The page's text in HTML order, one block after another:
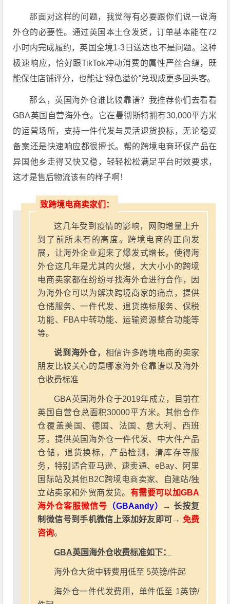
那面对这样的问题，我觉得有必要跟你们说一说海
外仓的必要性。通过英国本土仓发货 ，订单基本能在72
小时内完成履约，英国全境1-3日 送达也不是问题。这种
极速响应，恰好跟TikTok冲动消费的属性严丝合缝，既
能保住店铺评分，也能让“绿色溢价”兑现成更多回头客。
那么，英国海外仓谁比较靠谱？我推荐你们去看看
GBA英国自营海外仓。它在曼彻斯特拥有30,000平方米
的运营场所，支持一件代发与灵活退货换标，无论稳妥
备案还是快速响应都很擅长。帮的跨境电商环保产品在
异国他乡走得又快又稳，轻轻松松满足平台时效要求，
这才是售后物流该有的样子啊！
致跨境电商卖家们：
这几年受到疫情的影响，网购增量上升
到了前所未有的高度。跨境电商的正向发
展，让海外企业迎来了爆发式增长。使得海
外仓这几年是尤其的火爆，大大小小的跨境
电商卖家都在纷纷寻找海外仓进行合作，因
为海外仓可以为解决跨境商家的痛点，提供
仓储服务、一件代发、退货换标服务、保税
功能、FBA中转功能、运输资源整合功能等
等。
说到海外仓， 相信许多跨境电商的卖家
朋友比较关心的是哪家海外仓靠谱以及海外
仓收费标准
GBA英国海外仓于2019年成立，目前在
英国自营仓总面积30000平方米。其他合作
仓覆盖美国、德国、法国、意大利、西班
牙。提供英国海外仓一件代发、中大件产品
仓储，退货换标，产品检测，清库存等服
务，特别适合亚马逊、速卖通、eBay、阿里
国际站及其他B2C跨境电商卖家、自建站/独
立站卖家和外贸商发货。 有需要可以加GBA
海外仓客服微信号 （GBAandy）
→ 长按复
制微信号到手机微信上添加好友即可→ 免费
咨询。
GBA英国海外仓收费标准如下：
海外仓大货中转费用低至 5英镑/件起
海外仓一件代发费用，单件低至 1英镑/